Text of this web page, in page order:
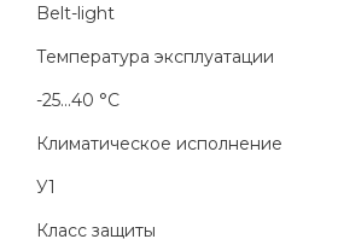
Belt-light
Температура эксплуатации
-25...40 °C
Климатическое исполнение
У1
Класс защиты